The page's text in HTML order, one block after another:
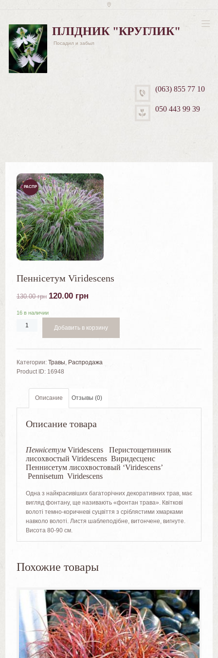
ПЛІДНИК "КРУГЛИК"
Посадил и забыл
(063) 855 77 10
050 443 99 39
РАСПР
ОДАЖ
А!
Пеннісетум Viridescens
130.00грн 120.00 грн
16 в наличии
Добавить в корзину
Категории: Травы, Распродажа
Product ID: 16948
Описание Отзывы (0)
Описание товара
Пеннісетум Viridescens Перистощетинник
лисохвостый Viridescens Виридесценс
Пеннисетум лисохвостовый ‘Viridescens’
Pennisetum Viridescens
Одна з найкрасивіших багаторічних декоративних трав, має
вигляд фонтану, ще називають «фонтан трава». Квіткові
волоті темно-коричневі суцвіття з сріблястими хмарками
навколо волоті. Листя шаблеподібне, витончене, вигнуте.
Висота 80-90 см.
Похожие товары